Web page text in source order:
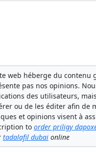
web héberge du
pas nos opinions.
des utilisateurs,
ou de les éditer afin de
et opinions visent à
to order priligy
tadalafil dubai online